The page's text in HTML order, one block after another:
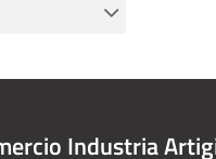
Industria